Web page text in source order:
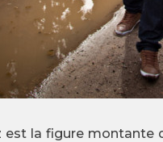
est la figure